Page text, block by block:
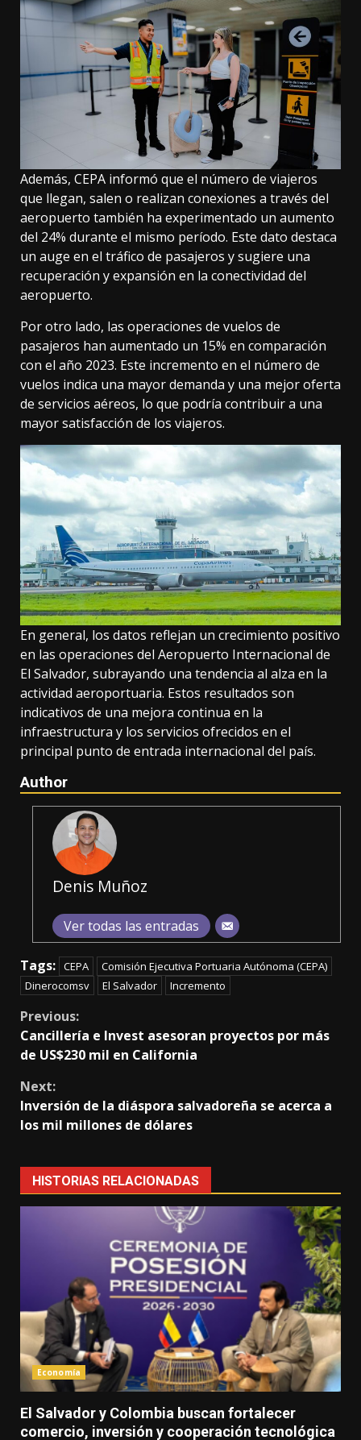
Además, CEPA informó que el número de viajeros
que llegan, salen o realizan conexiones a través del
aeropuerto también ha experimentado un aumento
del 24% durante el mismo período. Este dato destaca
un auge en el tráfico de pasajeros y sugiere una
recuperación y expansión en la conectividad del
aeropuerto.
Por otro lado, las operaciones de vuelos de
pasajeros han aumentado un 15% en comparación
con el año 2023. Este incremento en el número de
vuelos indica una mayor demanda y una mejor oferta
de servicios aéreos, lo que podría contribuir a una
mayor satisfacción de los viajeros.
En general, los datos reflejan un crecimiento positivo
en las operaciones del Aeropuerto Internacional de
El Salvador, subrayando una tendencia al alza en la
actividad aeroportuaria. Estos resultados son
indicativos de una mejora continua en la
infraestructura y los servicios ofrecidos en el
principal punto de entrada internacional del país.
Author
Denis Muñoz
Ver todas las entradas
Tags: CEPA
Comisión Ejecutiva Portuaria Autónoma (CEPA)
Dinerocomsv
El Salvador Incremento
Continue
Reading
Previous:
Cancillería e Invest asesoran proyectos por más
de US$230 mil en California
Next:
Inversión de la diáspora salvadoreña se acerca a
los mil millones de dólares
HISTORIAS RELACIONADAS
Economía
El Salvador y Colombia buscan fortalecer
comercio, inversión y cooperación tecnológica